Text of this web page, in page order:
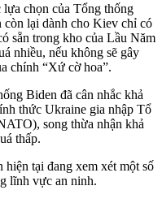
chọn của Tổng thống
còn lại dành cho Kiev chỉ có
sẵn trong kho của Lầu Năm
nhiều, nếu không sẽ gây
chính “Xứ cờ hoa”.
Biden đã cân nhắc khả
thức Ukraine gia nhập Tổ
song thừa nhận khả
thấp.
tại đang xem xét một số
lĩnh vực an ninh.